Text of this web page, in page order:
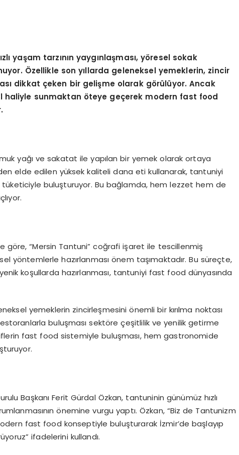
yaşam tarzının yaygınlaşması, yöresel sokak
Özellikle son yıllarda geleneksel yemeklerin, zincir
ı dikkat çeken bir gelişme olarak görülüyor. Ancak
haliyle sunmaktan öteye geçerek modern fast food
yağı ve sakatat ile yapılan bir yemek olarak ortaya
elde edilen yüksek kaliteli dana eti kullanarak, tantuniyi
buluşturuyor. Bu bağlamda, hem lezzet hem de
göre, “Mersin Tantuni” coğrafi işaret ile tescillenmiş
yöntemlerle hazırlanması önem taşımaktadır. Bu süreçte,
koşullarda hazırlanması, tantuniyi fast food dünyasında
yemeklerin zincirleşmesini önemli bir kırılma noktası
buluşması sektöre çeşitlilik ve yenilik getirme
fast food sistemiyle buluşması, hem gastronomide
Başkanı Ferit Gürdal Özkan, tantuninin günümüz hızlı
önemine vurgu yaptı. Özkan, “Biz de Tantunizm
fast food konseptiyle buluşturarak İzmir’de başlayıp
ifadelerini kullandı.